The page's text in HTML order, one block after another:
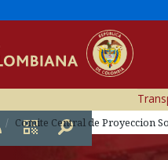
Comite Central de Proyeccion